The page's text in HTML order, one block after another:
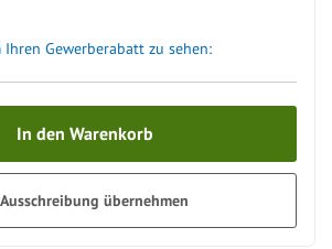
Ihren Gewerberabatt zu sehen:
In den Warenkorb
übernehmen